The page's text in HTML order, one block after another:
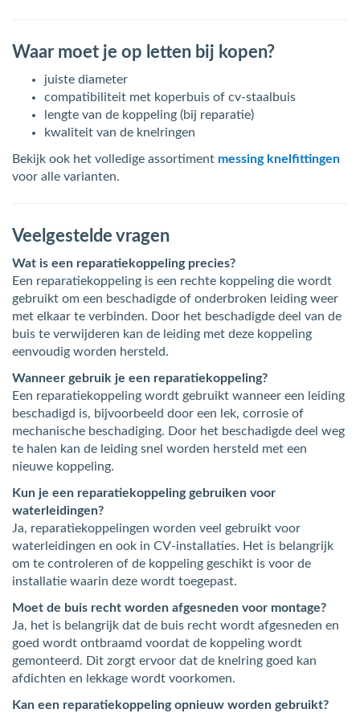
Waar moet je op letten bij kopen?
juiste diameter
compatibiliteit met koperbuis of cv-staalbuis
lengte van de koppeling (bij reparatie)
kwaliteit van de knelringen
Bekijk ook het volledige assortiment messing knelfittingen
voor alle varianten.
Veelgestelde vragen
Wat is een reparatiekoppeling precies?
Een reparatiekoppeling is een rechte koppeling die wordt
gebruikt om een beschadigde of onderbroken leiding weer
met elkaar te verbinden. Door het beschadigde deel van de
buis te verwijderen kan de leiding met deze koppeling
eenvoudig worden hersteld.
Wanneer gebruik je een reparatiekoppeling?
Een reparatiekoppeling wordt gebruikt wanneer een leiding
beschadigd is, bijvoorbeeld door een lek, corrosie of
mechanische beschadiging. Door het beschadigde deel weg
te halen kan de leiding snel worden hersteld met een
nieuwe koppeling.
Kun je een reparatiekoppeling gebruiken voor
waterleidingen?
Ja, reparatiekoppelingen worden veel gebruikt voor
waterleidingen en ook in CV-installaties. Het is belangrijk
om te controleren of de koppeling geschikt is voor de
installatie waarin deze wordt toegepast.
Moet de buis recht worden afgesneden voor montage?
Ja, het is belangrijk dat de buis recht wordt afgesneden en
goed wordt ontbraamd voordat de koppeling wordt
gemonteerd. Dit zorgt ervoor dat de knelring goed kan
afdichten en lekkage wordt voorkomen.
Kan een reparatiekoppeling opnieuw worden gebruikt?